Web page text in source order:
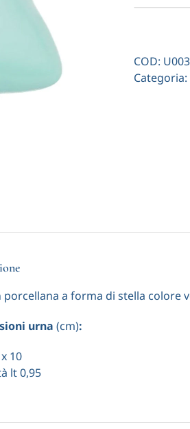
COD:
Categoria:
porcellana a forma di stella colore
urna (cm):
10
lt 0,95